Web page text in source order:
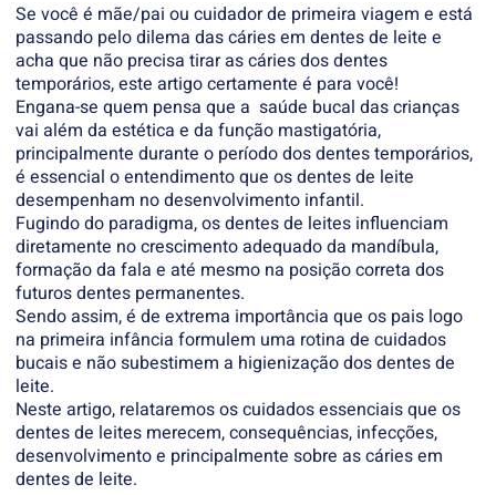
Se você é mãe/pai ou cuidador de primeira viagem e está
passando pelo dilema das cáries em dentes de leite e
acha que não precisa tirar as cáries dos dentes
temporários, este artigo certamente é para você!
Engana-se quem pensa que a saúde bucal das crianças
vai além da estética e da função mastigatória,
principalmente durante o período dos dentes temporários,
é essencial o entendimento que os dentes de leite
desempenham no desenvolvimento infantil.
Fugindo do paradigma, os dentes de leites influenciam
diretamente no crescimento adequado da mandíbula,
formação da fala e até mesmo na posição correta dos
futuros dentes permanentes.
Sendo assim, é de extrema importância que os pais logo
na primeira infância formulem uma rotina de cuidados
bucais e não subestimem a higienização dos dentes de
leite.
Neste artigo, relataremos os cuidados essenciais que os
dentes de leites merecem, consequências, infecções,
desenvolvimento e principalmente sobre as cáries em
dentes de leite.